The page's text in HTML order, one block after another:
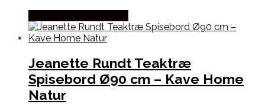
Jeanette Rundt Teaktræ
Spisebord Ø90 cm – Kave Home
Natur